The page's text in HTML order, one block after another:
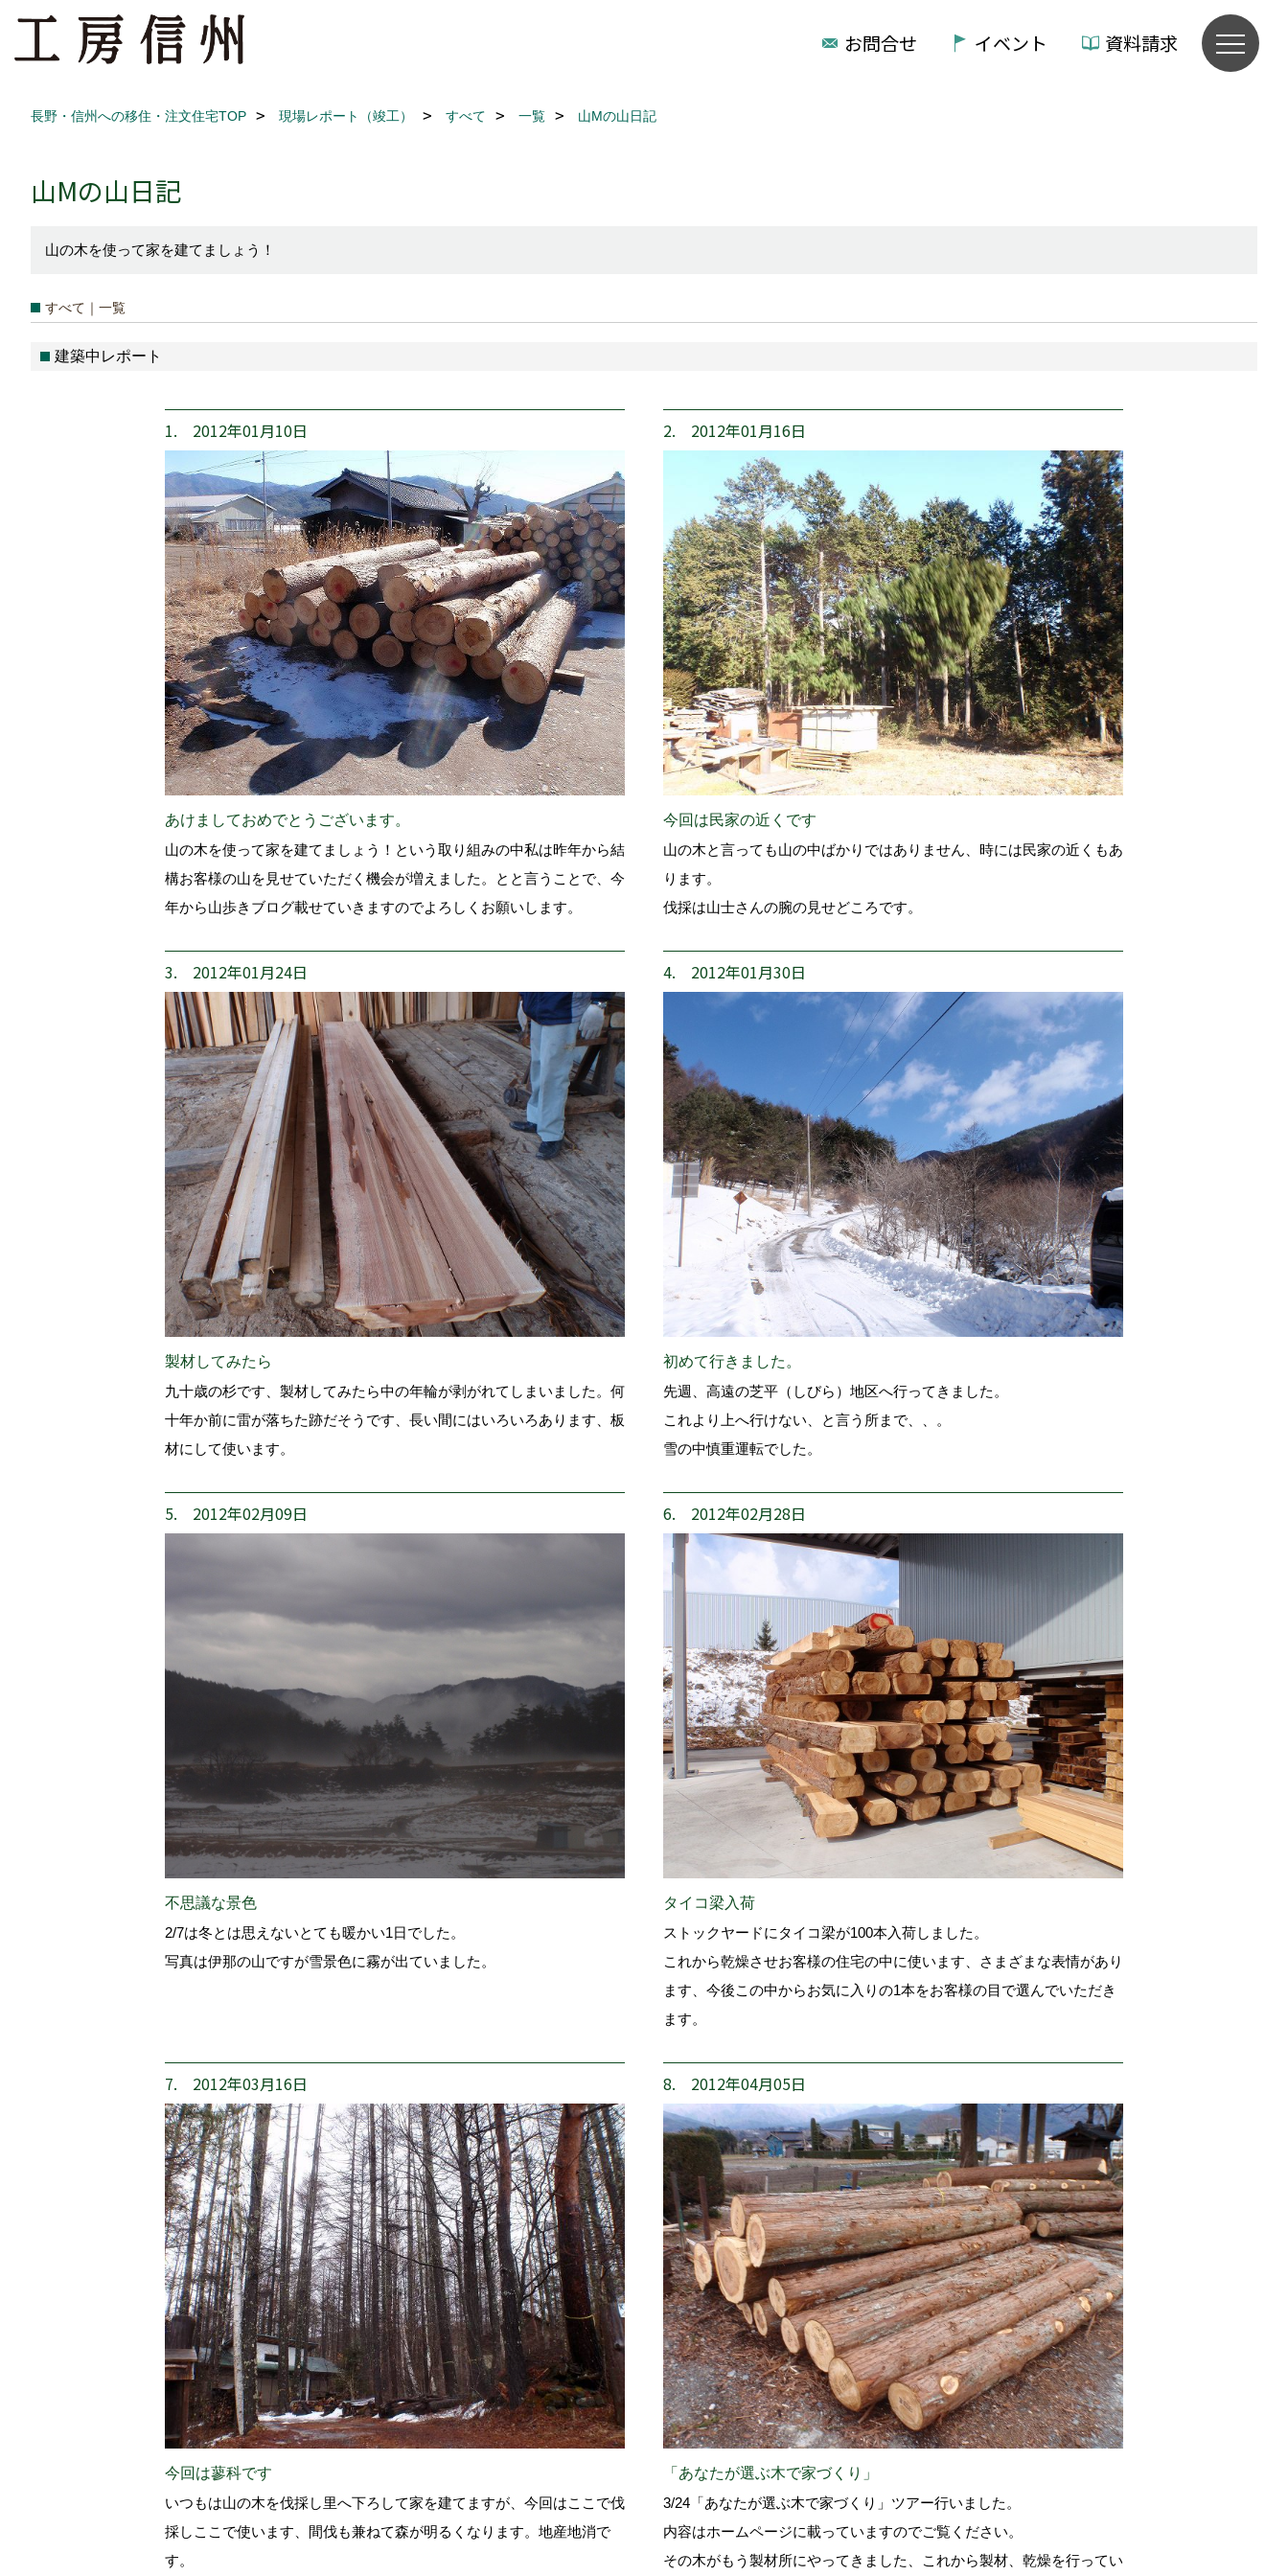
お問合せ イベント 資料請求
長野・信州への移住・注文住宅TOP 現場レポート（竣工） すべて 一覧 山Mの山日記
山Mの山日記
山の木を使って家を建てましょう！
すべて｜一覧
建築中レポート
1. 2012年01月10日
あけましておめでとうございます。
山の木を使って家を建てましょう！という取り組みの中私は昨年から結
構お客様の山を見せていただく機会が増えました。とと言うことで、今
年から山歩きブログ載せていきますのでよろしくお願いします。
2. 2012年01月16日
今回は民家の近くです
山の木と言っても山の中ばかりではありません、時には民家の近くもあ
ります。
伐採は山士さんの腕の見せどころです。
3. 2012年01月24日
製材してみたら
九十歳の杉です、製材してみたら中の年輪が剥がれてしまいました。何
十年か前に雷が落ちた跡だそうです、長い間にはいろいろあります、板
材にして使います。
4. 2012年01月30日
初めて行きました。
先週、高遠の芝平（しびら）地区へ行ってきました。
これより上へ行けない、と言う所まで、、。
雪の中慎重運転でした。
5. 2012年02月09日
不思議な景色
2/7は冬とは思えないとても暖かい1日でした。
写真は伊那の山ですが雪景色に霧が出ていました。
6. 2012年02月28日
タイコ梁入荷
ストックヤードにタイコ梁が100本入荷しました。
これから乾燥させお客様の住宅の中に使います、さまざまな表情があり
ます、今後この中からお気に入りの1本をお客様の目で選んでいただき
ます。
7. 2012年03月16日
今回は蓼科です
いつもは山の木を伐採し里へ下ろして家を建てますが、今回はここで伐
採しここで使います、間伐も兼ねて森が明るくなります。地産地消で
す。
8. 2012年04月05日
「あなたが選ぶ木で家づくり」
3/24「あなたが選ぶ木で家づくり」ツアー行いました。
内容はホームページに載っていますのでご覧ください。
その木がもう製材所にやってきました、これから製材、乾燥を行ってい